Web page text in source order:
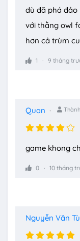
dù đã phá đảo
với thằng owl
hơn cả trùm
1 9 tháng
Quan
game khong
0 10 tháng
Nguyễn Văn